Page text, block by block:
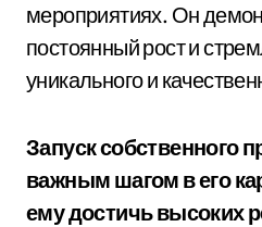
мероприятиях. Он
постоянный рост и
уникального и
Запуск собственного
важным шагом в его
ему достичь высоких